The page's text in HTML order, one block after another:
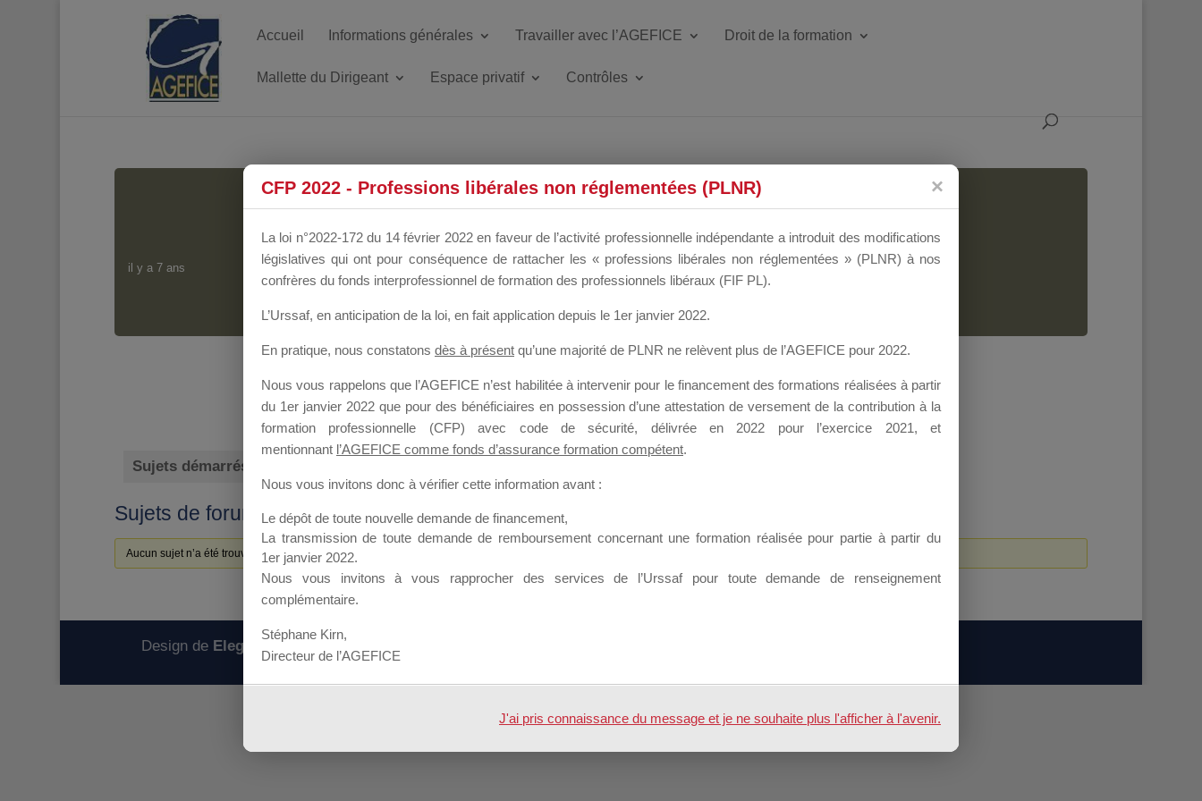
Accueil Informations générales Travailler avec l’AGEFICE Droit de la formation
Mallette du Dirigeant Espace privatif Contrôles
PELLEGRIN VIRGINIE
il y a 7 ans
Profil Groupes 0 Forums
Sujets démarrés
Sujets de forum initiés
Aucun sujet n’a été trouvé ici.
Design de Elegant Themes | Propulsé par
CFP 2022 - Professions libérales non réglementées (PLNR)
La loi n°2022-172 du 14 février 2022 en faveur de l’activité professionnelle indépendante a introduit des modifications
législatives qui ont pour conséquence de rattacher les « professions libérales non réglementées » (PLNR) à nos
confrères du fonds interprofessionnel de formation des professionnels libéraux (FIF PL).
L’Urssaf, en anticipation de la loi, en fait application depuis le 1er janvier 2022.
En pratique, nous constatons dès à présent qu’une majorité de PLNR ne relèvent plus de l’AGEFICE pour 2022.
Nous vous rappelons que l’AGEFICE n’est habilitée à intervenir pour le financement des formations réalisées à partir
du 1er janvier 2022 que pour des bénéficiaires en possession d’une attestation de versement de la contribution à la
formation professionnelle (CFP) avec code de sécurité, délivrée en 2022 pour l’exercice 2021, et
mentionnant l’AGEFICE comme fonds d’assurance formation compétent.
Nous vous invitons donc à vérifier cette information avant :
Le dépôt de toute nouvelle demande de financement,
La transmission de toute demande de remboursement concernant une formation réalisée pour partie à partir du
1er janvier 2022.
Nous vous invitons à vous rapprocher des services de l’Urssaf pour toute demande de renseignement
complémentaire.
Stéphane Kirn,
Directeur de l’AGEFICE
J'ai pris connaissance du message et je ne souhaite plus l'afficher à l'avenir.